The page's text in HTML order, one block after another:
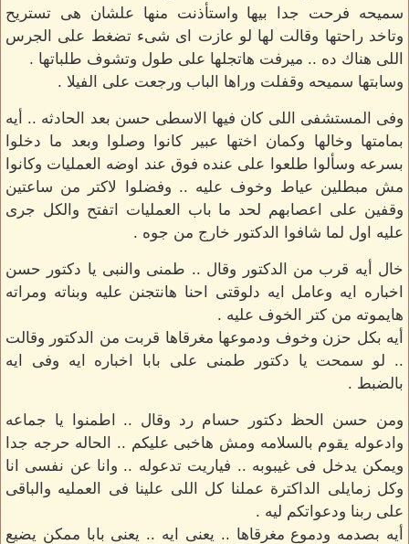
سميحه فرحت جدا بيها واستأذنت منها علشان هى تستريح
وتاخد راحتها وقالت لها لو عازت اى شىء تضغط على الجرس
اللى هناك ده .. ميرفت هاتجلها على طول وتشوف طلباتها .
وسابتها سميحه وقفلت وراها الباب ورجعت على الفيلا .
وفى المستشفى اللى كان فيها الاسطى حسن بعد الحادثه .. أيه
بمامتها وخالها وكمان اختها عبير كانوا وصلوا وبعد ما دخلوا
بسرعه وسألوا طلعوا على عنده فوق عند اوضه العمليات وكانوا
مش مبطلين عياط وخوف عليه .. وفضلوا لاكتر من ساعتين
وقفين على اعصابهم لحد ما باب العمليات اتفتح والكل جرى
عليه اول لما شافوا الدكتور خارج من جوه .
خال أيه قرب من الدكتور وقال .. طمنى والنبى يا دكتور حسن
اخباره ايه وعامل ايه دلوقتى احنا هانتجنن عليه وبناته ومراته
هايموته من كتر الخوف عليه .
أيه بكل حزن وخوف ودموعها مغرقاها قربت من الدكتور وقالت
.. لو سمحت يا دكتور طمنى على بابا اخباره ايه وفى ايه
بالضبط .
ومن حسن الحظ دكتور حسام رد وقال .. اطمنوا يا جماعه
وادعوله يقوم بالسلامه ومش هاخبى عليكم .. الحاله حرجه جدا
ويمكن يدخل فى غيبوبه .. فياريت تدعوله .. وانا عن نفسى انا
وكل زمايلى الداكترة عملنا كل اللى علينا فى العمليه والباقى
على ربنا ودعواتكم ليه .
أيه بصدمه ودموع مغرقاها .. يعنى ايه .. يعنى بابا ممكن يضيع